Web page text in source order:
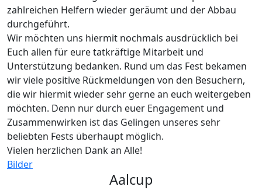
zahlreichen Helfern wieder geräumt und der Abbau
durchgeführt.
Wir möchten uns hiermit nochmals ausdrücklich bei
Euch allen für eure tatkräftige Mitarbeit und
Unterstützung bedanken. Rund um das Fest bekamen
wir viele positive Rückmeldungen von den Besuchern,
die wir hiermit wieder sehr gerne an euch weitergeben
möchten. Denn nur durch euer Engagement und
Zusammenwirken ist das Gelingen unseres sehr
beliebten Fests überhaupt möglich.
Vielen herzlichen Dank an Alle!
Bilder
Aalcup